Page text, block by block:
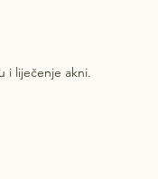
i liječenje akni.